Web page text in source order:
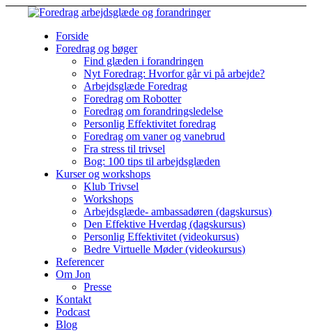
Forside
Foredrag og bøger
Find glæden i forandringen
Nyt Foredrag: Hvorfor går vi på arbejde?
Arbejdsglæde Foredrag
Foredrag om Robotter
Foredrag om forandringsledelse
Personlig Effektivitet foredrag
Foredrag om vaner og vanebrud
Fra stress til trivsel
Bog: 100 tips til arbejdsglæden
Kurser og workshops
Klub Trivsel
Workshops
Arbejdsglæde- ambassadøren (dagskursus)
Den Effektive Hverdag (dagskursus)
Personlig Effektivitet (videokursus)
Bedre Virtuelle Møder (videokursus)
Referencer
Om Jon
Presse
Kontakt
Podcast
Blog